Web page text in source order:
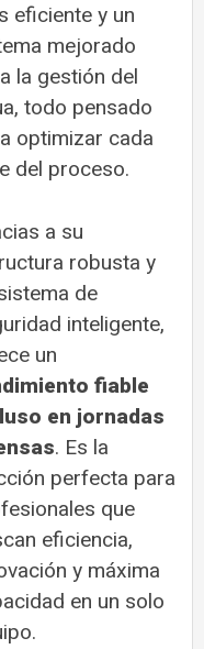
eficiente y un
mejorado
la gestión del
todo pensado
optimizar cada
del proceso.
a su
robusta y
de
inteligente,
un
fiable
en jornadas
. Es la
perfecta para
que
eficiencia,
y máxima
en un solo